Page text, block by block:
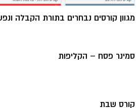
מגוון קורסים נבחרים בתורת הקבלה
סמינר פסח – הקליפות
קורס שבת